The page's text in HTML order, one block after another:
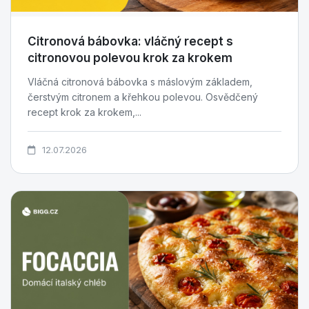
Citronová bábovka: vláčný recept s
citronovou polevou krok za krokem
Vláčná citronová bábovka s máslovým základem,
čerstvým citronem a křehkou polevou. Osvědčený
recept krok za krokem,...
12.07.2026